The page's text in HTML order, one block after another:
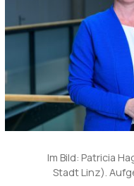
Im Bild: Patricia
Stadt Linz).